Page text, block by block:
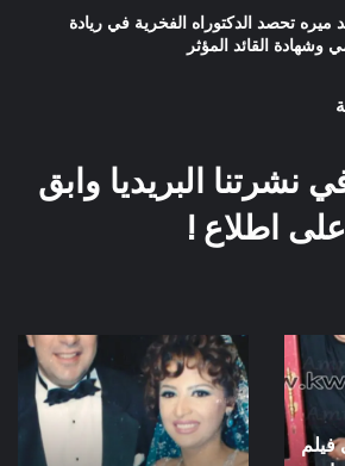
ميره تحصد الدكتوراه الفخرية في ريادة
وشهادة القائد المؤثر
نشرتنا البريديا وابق
على اطلاع !
فيلم
العرض
الخاص
لفيلم
جواز
بقرار